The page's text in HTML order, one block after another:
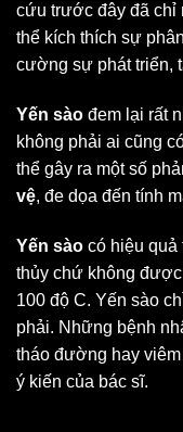
cứu trước đây đã chỉ
thể kích thích sự
cường sự phát triển,
Yến sào đem lại rất
không phải ai cũng
thể gây ra một số
vệ, đe dọa đến tính
Yến sào có hiệu quả
thủy chứ không
100 độ C. Yến sào
phải. Những bệnh
tháo đường hay
ý kiến của bác sĩ.